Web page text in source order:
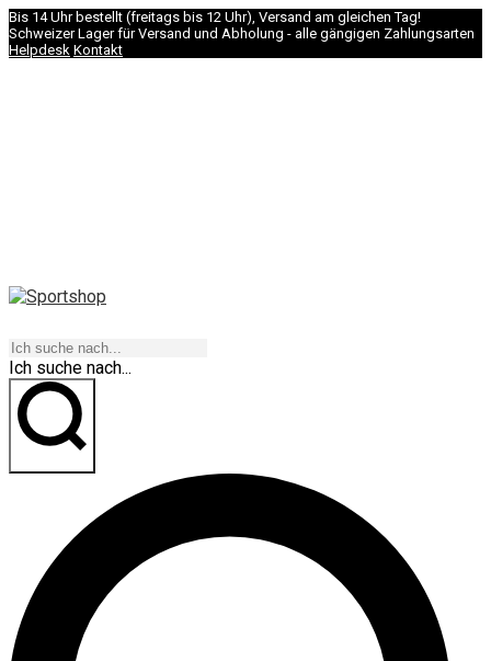
Bis 14 Uhr bestellt (freitags bis 12 Uhr), Versand am gleichen Tag!
Schweizer Lager für Versand und Abholung - alle gängigen Zahlungsarten
Helpdesk Kontakt
Ich suche nach...